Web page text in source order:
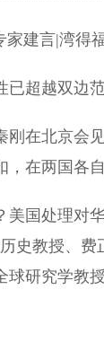
建言|湾得福
越双边范
北京会见
在两国各
处理对华
史教授、
研究学教